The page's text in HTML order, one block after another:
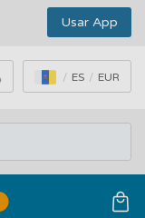
Usar App
ES EUR